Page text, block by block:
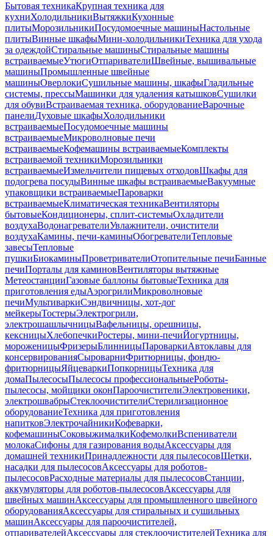
Бытовая техникаКрупная техника для
кухниХолодильникиВытяжкиКухонные
плитыМорозильникиПосудомоечные машиныНастольные
плитыВинные шкафыМини-холодильникиТехника для ухода
за одеждойСтиральные машиныСтиральные машины
встраиваемыеУтюгиОтпаривателиШвейные, вышивальные
машиныПромышленные швейные
машиныОверлокиСушильные машины, шкафыГладильные
системы, прессыМашинки для удаления катышковСушилки
для обувиВстраиваемая техника, оборудованиеВарочные
панелиДуховые шкафыХолодильники
встраиваемыеПосудомоечные машины
встраиваемыеМикроволновые печи
встраиваемыеКофемашины встраиваемыеКомплекты
встраиваемой техникиМорозильники
встраиваемыеИзмельчители пищевых отходовШкафы для
подогрева посудыВинные шкафы встраиваемыеВакуумные
упаковщики встраиваемыеПароварки
встраиваемыеКлиматическая техникаВентиляторы
бытовыеКондиционеры, сплит-системыОхладители
воздухаВодонагревателиУвлажнители, очистители
воздухаКамины, печи-каминыОбогревателиТепловые
завесыТепловые
пушкиБиокаминыПроветривателиОтопительные печиБанные
печиПорталы для каминовВентиляторы вытяжные
МетеостанцииГазовые баллоны бытовыеТехника для
приготовления едыАэрогрилиМикроволновые
печиМультиваркиСэндвичницы, хот-дог
мейкерыТостерыЭлектрогрили,
электрошашлычницыВафельницы, орешницы,
кексницыХлебопечкиРостеры, мини-печиЙогуртницы,
мороженицыФризерыБлинницыПароваркиАвтоклавы для
консервированияСыроварниФритюрницы, фондю-
фритюрницыЯйцеваркиПопкорницыТехника для
домаПылесосыПылесосы профессиональныеРоботы-
пылесосы, мойщики оконПароочистителиЭлектровеники,
электрошвабрыСтеклоочистителиСтерилизационное
оборудованиеТехника для приготовления
напитковЭлектрочайникиКофеварки,
кофемашиныСоковыжималкиКофемолкиВспениватели
молокаСифоны для газирования водыАксессуары для
домашней техникиПринадлежности для пылесосовЩетки,
насадки для пылесосовАксессуары для роботов-
пылесосовРасходные материалы для пылесосовСтанции,
аккумуляторы для роботов-пылесосовАксессуары для
швейных машинАксессуары для промышленного швейного
оборудованияАксессуары для стиральных и сушильных
машинАксессуары для пароочистителей,
отпаривателейАксессуары для стеклоочистителейТехника для